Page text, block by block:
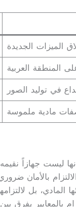
الميزات الجديدة
المنطقة العربية
في توليد الصور
مادية ملموسة
بالأمان
بالمعايير يفرق